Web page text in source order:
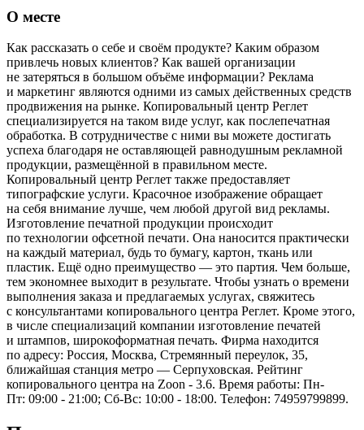
О месте
Как рассказать о себе и своём продукте? Каким образом
привлечь новых клиентов? Как вашей организации
не затеряться в большом объёме информации? Реклама
и маркетинг являются одними из самых действенных средств
продвижения на рынке. Копировальный центр Реглет
специализируется на таком виде услуг, как послепечатная
обработка. В сотрудничестве с ними вы можете достигать
успеха благодаря не оставляющей равнодушным рекламной
продукции, размещённой в правильном месте.
Копировальный центр Реглет также предоставляет
типографские услуги. Красочное изображение обращает
на себя внимание лучше, чем любой другой вид рекламы.
Изготовление печатной продукции происходит
по технологии офсетной печати. Она наносится практически
на каждый материал, будь то бумагу, картон, ткань или
пластик. Ещё одно преимущество — это партия. Чем больше,
тем экономнее выходит в результате. Чтобы узнать о времени
выполнения заказа и предлагаемых услугах, свяжитесь
с консультантами копировального центра Реглет. Кроме этого,
в числе специализаций компании изготовление печатей
и штампов, широкоформатная печать. Фирма находится
по адресу: Россия, Москва, Стремянный переулок, 35,
ближайшая станция метро — Серпуховская. Рейтинг
копировального центра на Zoon - 3.6. Время работы: Пн-
Пт: 09:00 - 21:00; Сб-Вс: 10:00 - 18:00. Телефон: 74959799899.